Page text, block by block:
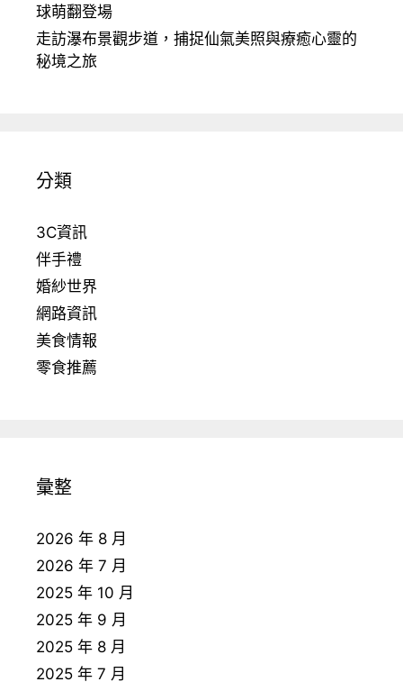
球萌翻登場
走訪瀑布景觀步道，捕捉仙氣美照與療癒心靈的
秘境之旅
分類
3C資訊
伴手禮
婚紗世界
網路資訊
美食情報
零食推薦
彙整
2026 年 8 月
2026 年 7 月
2025 年 10 月
2025 年 9 月
2025 年 8 月
2025 年 7 月